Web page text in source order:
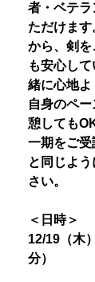
者・ベテ
ただけま
から、剣
も安心し
緒に心地
自身のペ
憩しても
一期をご
と同じよ
さい。
＜日時＞
12/19（木
分）